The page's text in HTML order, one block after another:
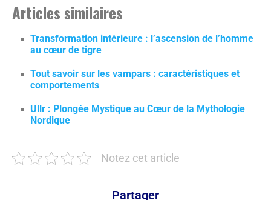
Articles similaires
Transformation intérieure : l’ascension de l’homme
au cœur de tigre
Tout savoir sur les vampars : caractéristiques et
comportements
Ullr : Plongée Mystique au Cœur de la Mythologie
Nordique
Notez cet article
Partager